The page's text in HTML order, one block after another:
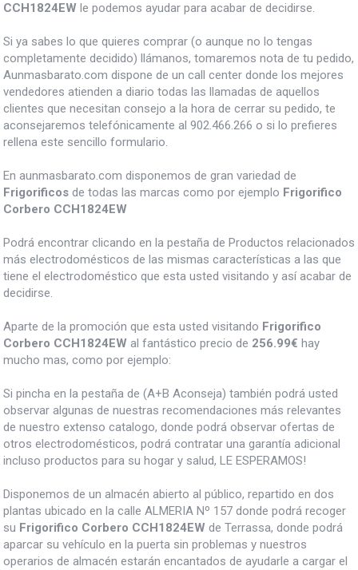
CCH1824EW le podemos ayudar para acabar de decidirse.
Si ya sabes lo que quieres comprar (o aunque no lo tengas
completamente decidido) llámanos, tomaremos nota de tu pedido,
Aunmasbarato.com dispone de un call center donde los mejores
vendedores atienden a diario todas las llamadas de aquellos
clientes que necesitan consejo a la hora de cerrar su pedido, te
aconsejaremos telefónicamente al 902.466.266 o si lo prefieres
rellena este sencillo formulario.
En aunmasbarato.com disponemos de gran variedad de
Frigorificos de todas las marcas como por ejemplo Frigorifico
Corbero CCH1824EW
Podrá encontrar clicando en la pestaña de Productos relacionados
más electrodomésticos de las mismas características a las que
tiene el electrodoméstico que esta usted visitando y así acabar de
decidirse.
Aparte de la promoción que esta usted visitando Frigorifico
Corbero CCH1824EW al fantástico precio de 256.99€ hay
mucho mas, como por ejemplo:
Si pincha en la pestaña de (A+B Aconseja) también podrá usted
observar algunas de nuestras recomendaciones más relevantes
de nuestro extenso catalogo, donde podrá observar ofertas de
otros electrodomésticos, podrá contratar una garantía adicional
incluso productos para su hogar y salud, LE ESPERAMOS!
Disponemos de un almacén abierto al público, repartido en dos
plantas ubicado en la calle ALMERIA Nº 157 donde podrá recoger
su Frigorifico Corbero CCH1824EW de Terrassa, donde podrá
aparcar su vehículo en la puerta sin problemas y nuestros
operarios de almacén estarán encantados de ayudarle a cargar el